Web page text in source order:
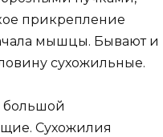
прикрепление
мышцы. Бывают и
сухожильные.
большой
Сухожилия